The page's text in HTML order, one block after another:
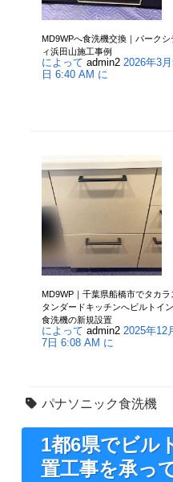
MD9WPへ食洗機交換｜パークシ
ィ浜田山施工事例
によって admin2 2026年3
日 6:40 AM に
MD9WP｜千葉県船橋市でタカラ
タンダードキッチンへビルトイン
食洗機の新規設置
によって admin2 2025年12
7日 6:08 AM に
パナソニック食洗機
1都6県でビル
置工事を承っ